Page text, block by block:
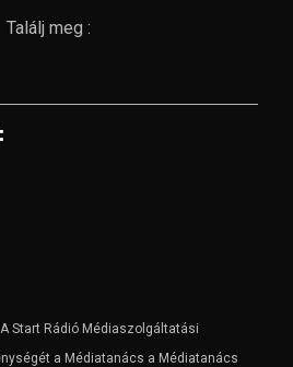
Találj meg :
A Start Rádió Médiaszolgáltatási
a Médiatanács a Médiatanács